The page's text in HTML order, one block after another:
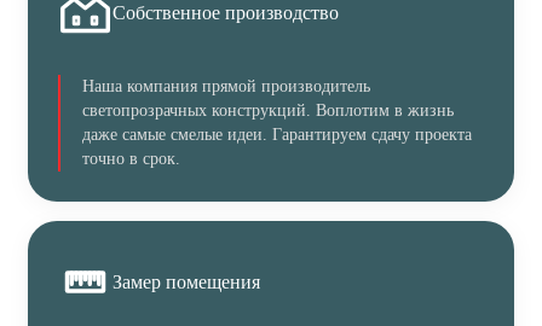
Собственное производство
Наша компания прямой производитель
светопрозрачных конструкций. Воплотим в жизнь
даже самые смелые идеи. Гарантируем сдачу проекта
точно в срок.
Замер помещения